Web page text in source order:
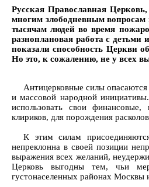
Русская Православная
многим злободневным
тысячам людей во время
разноплановая работа с
показали способность Церкви
Но это, к сожалению, не у всех
Антицерковные силы опасаются
и массовой народной
использовать свои
клириков, для порождения
К этим силам
непреклонна в своей позиции
выражения всех желаний,
Церковь выгодны тем, чьи
густонаселенных районах Москвы